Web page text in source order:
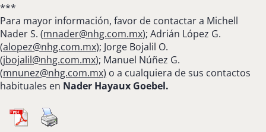
***
Para mayor información, favor de contactar a Michell
Nader S. (mnader@nhg.com.mx); Adrián López G.
(alopez@nhg.com.mx); Jorge Bojalil O.
(jbojalil@nhg.com.mx); Manuel Núñez G.
(mnunez@nhg.com.mx) o a cualquiera de sus contactos
habituales en Nader Hayaux Goebel.